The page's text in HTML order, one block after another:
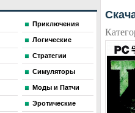
Приключения
Логические
Стратегии
Симуляторы
Моды и Патчи
Эротические